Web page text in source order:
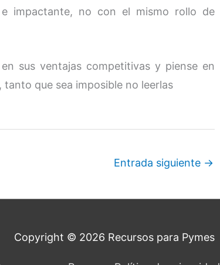
impactante, no con el mismo rollo de
sus ventajas competitivas y piense en
que sea imposible no leerlas
Entrada siguiente →
Copyright © 2026 Recursos para Pymes